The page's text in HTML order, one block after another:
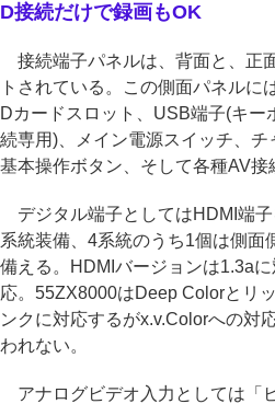
D接続だけで録画もOK
接続端子パネルは、背面と、正
トされている。この側面パネルに
Dカードスロット、USB端子(キー
続専用)、メイン電源スイッチ、
基本操作ボタン、そして各種AV接
デジタル端子としてはHDMI端
系統装備、4系統のうち1個は側面
備える。HDMIバージョンは1.3aに
応。55ZX8000はDeep Colorとリ
ンクに対応するがx.v.Colorへの対
われない。
アナログビデオ入力としては「